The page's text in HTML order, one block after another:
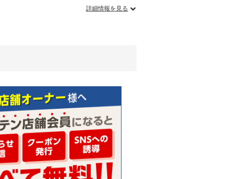
詳細情報を見る